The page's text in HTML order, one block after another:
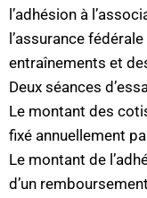
l’adhésion à
l’assurance
entraînements et
Deux séances
Le montant des
fixé annuellement
Le montant de
d’un